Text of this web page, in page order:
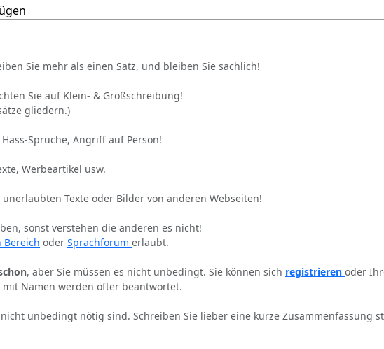
Sie mehr als einen Satz, und bleiben Sie sachlich!
Sie auf Klein- & Großschreibung!
gliedern.)
Sprüche, Angriff auf Person!
Werbeartikel usw.
unerlaubten Texte oder Bilder von anderen Webseiten!
sonst verstehen die anderen es nicht!
Bereich oder Sprachforum erlaubt.
, aber Sie müssen es nicht unbedingt. Sie können sich registrieren oder
Namen werden öfter beantwortet.
unbedingt nötig sind. Schreiben Sie lieber eine kurze Zusammenfassung